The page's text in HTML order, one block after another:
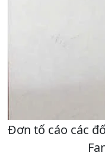
Đơn tố cáo các